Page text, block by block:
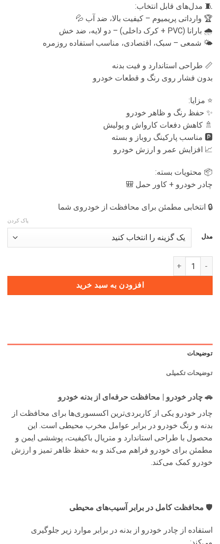
🧵 مدل‌های قابل انتخاب:
🏆 وارداتی پریمیوم – کیفیت بالا، ضد آب 💦
🌧 بارانا (PVC + کرک داخلی) – دو لایه، ضد خش
🌤 شمعی – سبک، اقتصادی، مناسب استفاده روزمره
📏 طراحی استاندارد و فیت بدنه
بدون فشار روی رنگ و قطعات خودرو
⭐ مزایا:
✨ حفظ رنگ و ظاهر خودرو
🚿 کاهش دفعات کارواش و پولیش
🅿️ مناسب پارکینگ روباز و بسته
📈 افزایش عمر و ارزش خودرو
📦 محتویات بسته:
چادر خودرو + کاور حمل 🎒
🔒 انتخابی مطمئن برای محافظت از خودروی شما
مدل
پاک کردن
چادر خودرو LUCANO L8 عدد
افزودن به سبد خرید
توضیحات
توضیحات تکمیلی
🚗 چادر خودرو | محافظت حرفه‌ای از بدنه خودرو
چادر خودرو یکی از کاربردی‌ترین اکسسوری‌ها برای محافظت از
بدنه و رنگ خودرو در برابر عوامل مخرب محیطی است. این
محصول با طراحی استاندارد و متریال باکیفیت، پوششی ایمن و
مطمئن برای خودرو فراهم می‌کند و به حفظ ظاهر تمیز و ارزش
خودرو کمک می‌کند.
🛡 محافظت کامل در برابر آسیب‌های محیطی
استفاده از چادر خودرو از بدنه در برابر موارد زیر جلوگیری
می‌کند: